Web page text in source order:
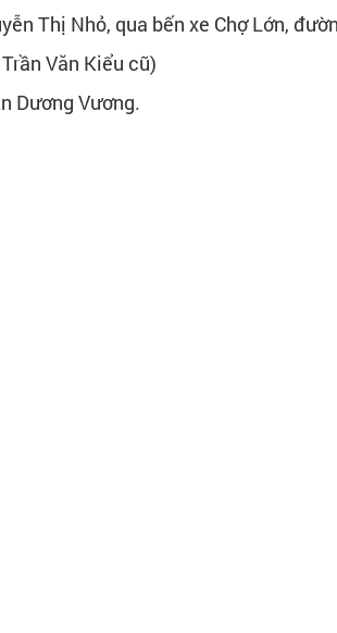
Thị Nhỏ, qua bến xe Chợ Lớn,
Văn Kiểu cũ)
Dương Vương.